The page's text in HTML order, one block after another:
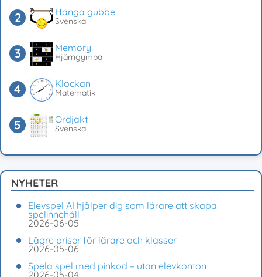
Hänga gubbe
Svenska
Memory
Hjärngympa
Klockan
Matematik
Ordjakt
Svenska
NYHETER
Elevspel AI hjälper dig som lärare att skapa
spelinnehåll
2026-06-05
Lägre priser för lärare och klasser
2026-05-06
Spela spel med pinkod – utan elevkonton
2026-05-04